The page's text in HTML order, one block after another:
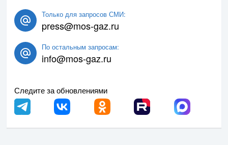
Только для запросов СМИ:
press@mos-gaz.ru
По остальным запросам:
info@mos-gaz.ru
Следите за обновлениями